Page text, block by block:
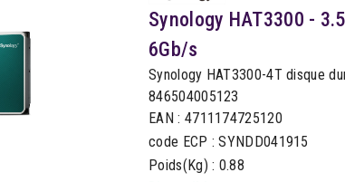
Synology HAT3300 -
6Gb/s
Synology HAT3300-4T disque
846504005123
EAN : 4711174725120
code ECP : SYNDD041915
Poids(Kg) : 0.88